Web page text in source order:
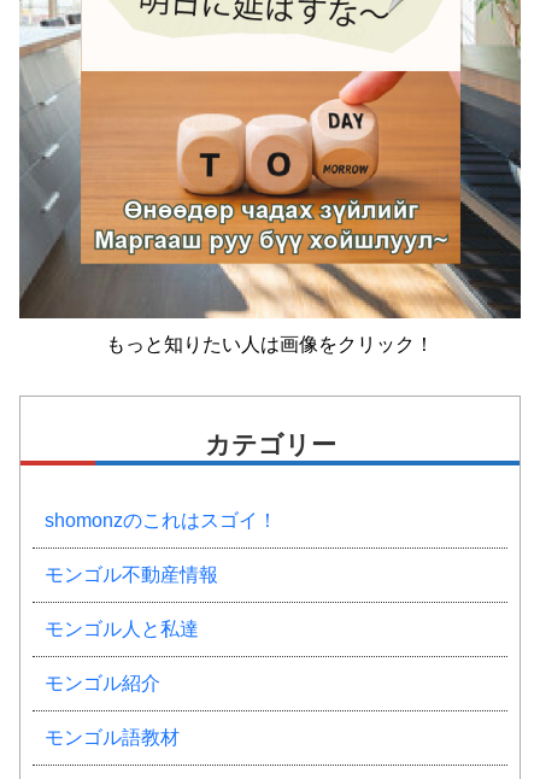
もっと知りたい人は画像をクリック！
カテゴリー
shomonzのこれはスゴイ！
モンゴル不動産情報
モンゴル人と私達
モンゴル紹介
モンゴル語教材